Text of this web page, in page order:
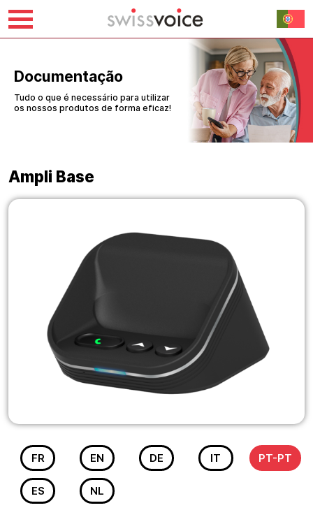
Documentação
Tudo o que é necessário para utilizar
os nossos produtos de forma eficaz!
Ampli Base
FR EN DE IT PT-PT
ES NL